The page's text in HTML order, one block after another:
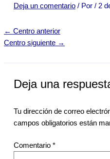
Deja un comentario / Por / 2
← Centro anterior
Centro siguiente →
Deja una
Tu dirección de correo
campos obligatorios están
Comentario *